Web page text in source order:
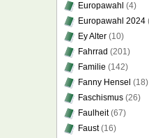
Europawahl (4)
Europawahl 2024
Ey Alter (10)
Fahrrad (201)
Familie (142)
Fanny Hensel (18)
Faschismus (26)
Faulheit(67)
Faust(16)